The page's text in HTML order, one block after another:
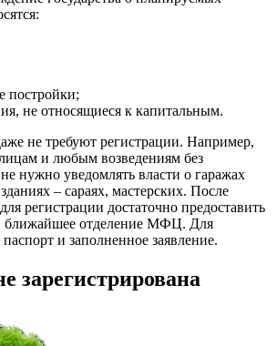
постройки;
не относящиеся к капитальным.
не требуют регистрации. Например,
и любым возведениям без
нужно уведомлять власти о гаражах
– сараях, мастерских. После
регистрации достаточно предоставить
ближайшее отделение МФЦ. Для
и заполненное заявление.
зарегистрирована